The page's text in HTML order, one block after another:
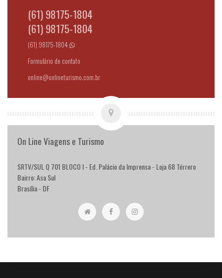
(61) 98175-1804
(61) 98175-1804
(61) 98175-1804
Formulário de contato
online@onlineturismo.com.br
On Line Viagens e Turismo
SRTV/SUL Q 701 BLOCO I - Ed. Palácio da Imprensa - Loja 68 Térrero
Bairro: Asa Sul
Brasília - DF